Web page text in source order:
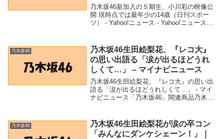
ース – Yahoo!ニュース
乃木坂46新加入の５期生、小川彩の映像公
開 現時点では最年少の14歳（日刊スポー
ツ） - Yahoo!ニュース - Yahoo!ニュース
少の14歳（日刊スポーツ...
乃木坂46
乃木坂46生田絵梨花、『レコ大』
の思い出語る「涙が出るほどうれ
しくて…」 – マイナビニュース
乃木坂46生田絵梨花、『レコ大』の思い出
語る「涙が出るほどうれしくて…」 - マイ
ナビニュース「乃木坂46」関連商品乃木坂
ニュース 乃木坂46生田絵梨花、『レコ...
乃木坂46
乃木坂46生田絵梨花が涙の卒コン
「みんなにダンケシェーン！」｜